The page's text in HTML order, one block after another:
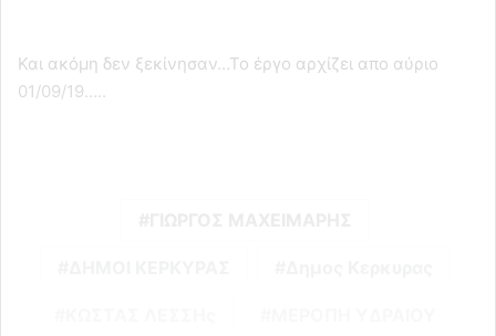
Και ακόμη δεν ξεκίνησαν…Το έργο αρχίζει απο αύριο
01/09/19…..